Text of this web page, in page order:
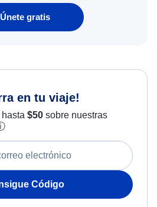
Únete gratis
en tu viaje!
$50sobre nuestras
Código